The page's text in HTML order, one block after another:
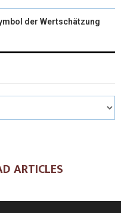
der Wertschätzung
ARTICLES